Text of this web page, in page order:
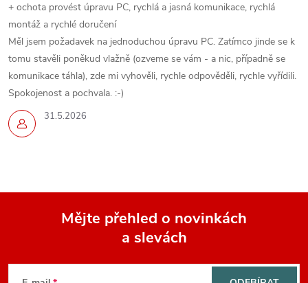
31.5.2026
+ ochota provést úpravu PC, rychlá a jasná komunikace, rychlá
montáž a rychlé doručení
Měl jsem požadavek na jednoduchou úpravu PC. Zatímco jinde se k
tomu stavěli poněkud vlažně (ozveme se vám - a nic, případně se
komunikace táhla), zde mi vyhověli, rychle odpověděli, rychle vyřídili.
Spokojenost a pochvala. :-)
Mějte přehled o novinkách
a slevách